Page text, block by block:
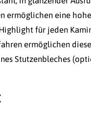
ermöglichen eine
für jeden
ermöglichen
Stutzenbleches